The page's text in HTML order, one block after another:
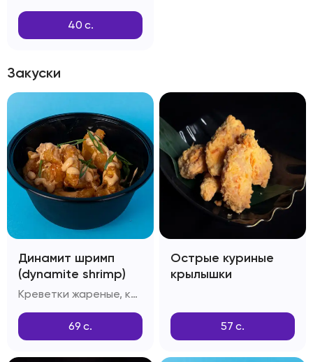
40 с.
Закуски
Динамит шримп
(dynamite shrimp)
Креветки жареные, кляр Темпура, соус Динамит, зелень
69 с.
Острые куриные
крылышки
57 с.